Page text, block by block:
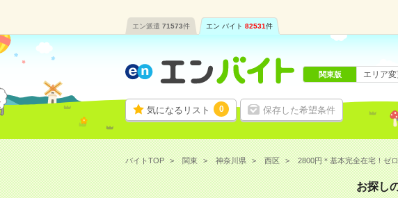
エン派遣 71573件 エン バイト 82531件
気になるリスト 0 保存した希望条件
関東版 エリア変
バイトTOP 関東 神奈川県 西区 2800円＊基本完全在宅！ゼ
お探し